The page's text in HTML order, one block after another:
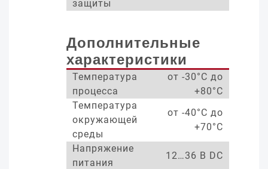
защиты
Дополнительные
характеристики
Температура
процесса
от -30°С до
+80°С
Температура
окружающей
среды
от -40°С до
+70°С
Напряжение
питания
12…36 В DC